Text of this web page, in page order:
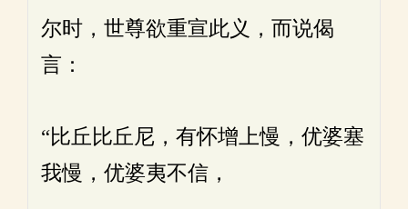
尔时，世尊欲重宣此义，而说偈
言：
“比丘比丘尼，有怀增上慢，优婆塞
我慢，优婆夷不信，